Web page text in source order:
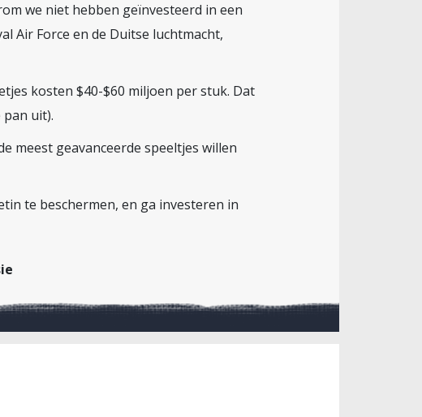
we niet hebben geïnvesteerd in een
Air Force en de Duitse luchtmacht,
kosten $40-$60 miljoen per stuk. Dat
pan uit).
meest geavanceerde speeltjes willen
te beschermen, en ga investeren in